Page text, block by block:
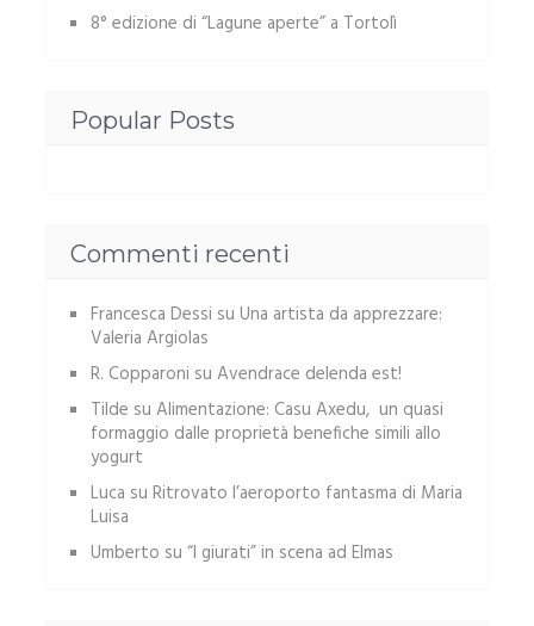
8° edizione di “Lagune aperte” a Tortolì
Popular Posts
Commenti recenti
Francesca Dessi su Una artista da apprezzare:
Valeria Argiolas
R. Copparoni su Avendrace delenda est!
Tilde su Alimentazione: Casu Axedu, un quasi
formaggio dalle proprietà benefiche simili allo
yogurt
Luca su Ritrovato l’aeroporto fantasma di Maria
Luisa
Umberto su “I giurati” in scena ad Elmas